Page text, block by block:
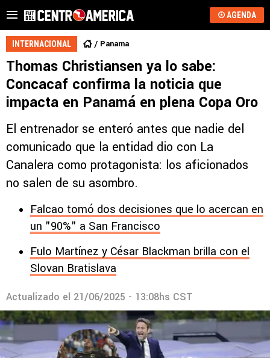
AGENDA
INTERNACIONAL Panama
Thomas Christiansen ya lo sabe:
Concacaf confirma la noticia que
impacta en Panamá en plena Copa Oro
El entrenador se enteró antes que nadie del
comunicado que la entidad dio con La
Canalera como protagonista: los aficionados
no salen de su asombro.
Falcao tomó dos decisiones que lo acercan en
un "90%" a San Francisco
Fulo Martínez y César Blackman brilla con el
Slovan Bratislava
Actualizado el 21/06/2025 - 13:08hs CST